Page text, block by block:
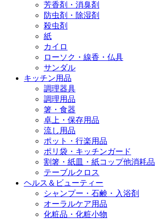
芳香剤・消臭剤
防虫剤・除湿剤
殺虫剤
紙
カイロ
ローソク・線香・仏具
サンダル
キッチン用品
調理器具
調理用品
箸・食器
卓上・保存用品
流し用品
ポット・行楽用品
ポリ袋・キッチンガード
割箸・紙皿・紙コップ他消耗品
テーブルクロス
ヘルス＆ビューティー
シャンプー・石鹸・入浴剤
オーラルケア用品
化粧品・化粧小物